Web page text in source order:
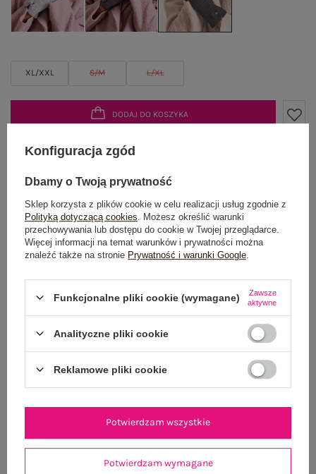
XL/XXL S/M L/XL
DODAJ DO KOSZYKA
Możesz kupić także poprzez:
Dostawaod 7,99 zł
Do darmowej dostawy brakuje 200,00 zł
100 dni na zwrot
OPIS PRODUKTU
Konfiguracja zgód
Dbamy o Twoją prywatność
Sklep korzysta z plików cookie w celu realizacji usług zgodnie z
Polityką dotyczącą cookies . Możesz określić warunki
przechowywania lub dostępu do cookie w Twojej przeglądarce.
Więcej informacji na temat warunków i prywatności można
znaleźć także na stronie Prywatność i warunki Google
Funkcjonalne pliki cookie (wymagane)
Zawsze
aktywne
Analityczne pliki cookie
Reklamowe pliki cookie
Potwierdzam wymagane
Potwierdzam wszystkie